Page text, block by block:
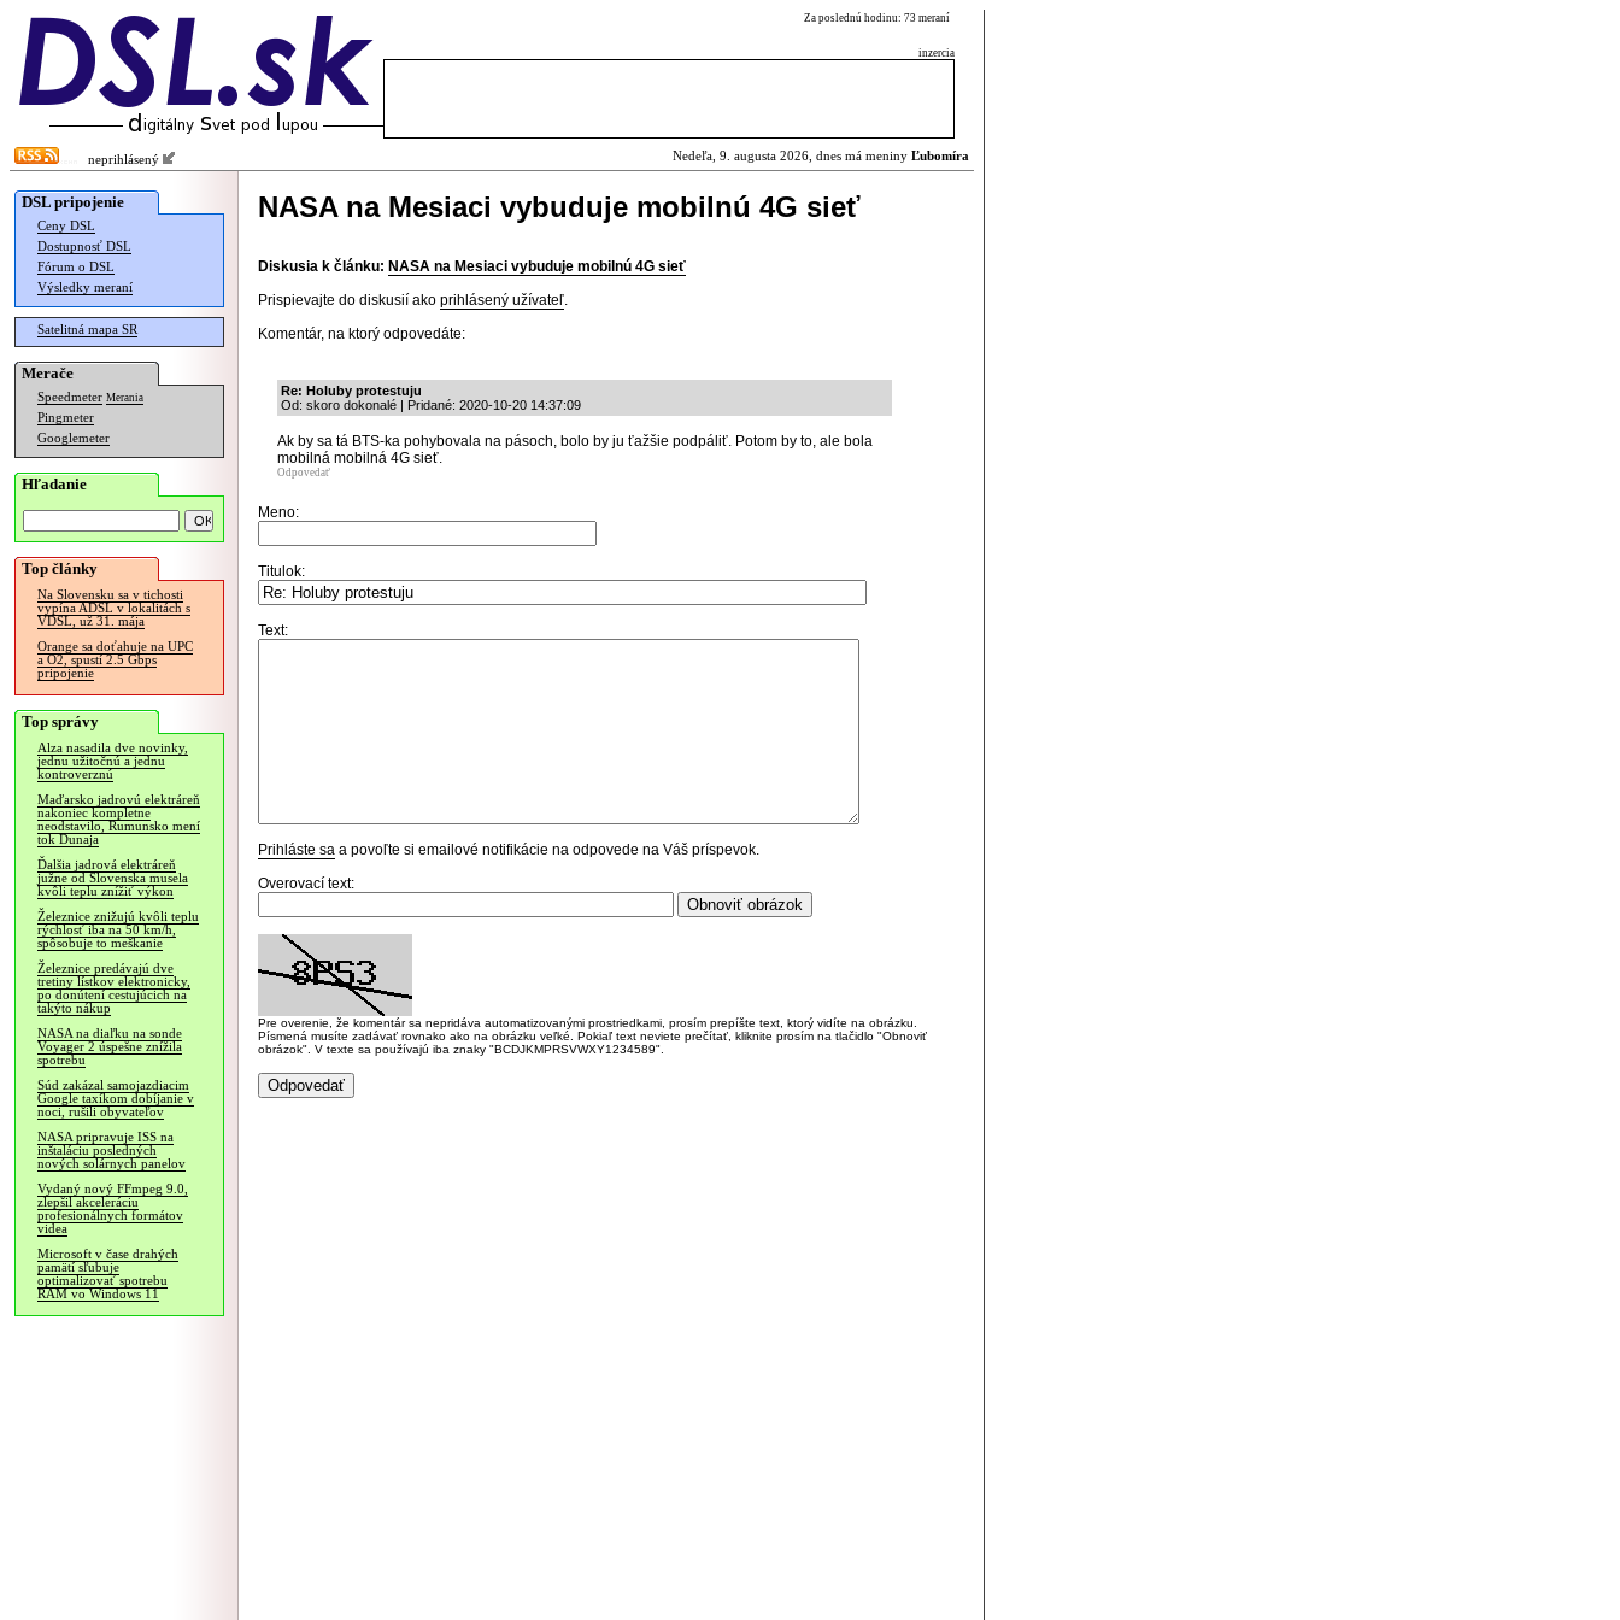
Za poslednú hodinu: 73 meraní
inzercia
neprihlásený Nedeľa, 9. augusta 2026, dnes má meniny Ľubomíra
DSL pripojenie
Ceny DSL
Dostupnosť DSL
Fórum o DSL
Výsledky meraní
Satelitná mapa SR
Merače
Speedmeter Merania
Pingmeter
Googlemeter
Hľadanie
Top články
Na Slovensku sa v tichosti
vypína ADSL v lokalitách s
VDSL, už 31. mája
Orange sa doťahuje na UPC
a O2, spustí 2.5 Gbps
pripojenie
Top správy
Alza nasadila dve novinky,
jednu užitočnú a jednu
kontroverznú
Maďarsko jadrovú elektráreň
nakoniec kompletne
neodstavilo, Rumunsko mení
tok Dunaja
Ďalšia jadrová elektráreň
južne od Slovenska musela
kvôli teplu znížiť výkon
Železnice znižujú kvôli teplu
rýchlosť iba na 50 km/h,
spôsobuje to meškanie
Železnice predávajú dve
tretiny lístkov elektronicky,
po donútení cestujúcich na
takýto nákup
NASA na diaľku na sonde
Voyager 2 úspešne znížila
spotrebu
Súd zakázal samojazdiacim
Google taxíkom dobíjanie v
noci, rušili obyvateľov
NASA pripravuje ISS na
inštaláciu posledných
nových solárnych panelov
Vydaný nový FFmpeg 9.0,
zlepšil akceleráciu
profesionálnych formátov
videa
Microsoft v čase drahých
pamätí sľubuje
optimalizovať spotrebu
RAM vo Windows 11
NASA na Mesiaci vybuduje mobilnú 4G sieť
Diskusia k článku: NASA na Mesiaci vybuduje mobilnú 4G sieť
Prispievajte do diskusií ako prihlásený užívateľ.
Komentár, na ktorý odpovedáte:
Re: Holuby protestuju
Od: skoro dokonalé | Pridané: 2020-10-20 14:37:09
Ak by sa tá BTS-ka pohybovala na pásoch, bolo by ju ťažšie podpáliť. Potom by to, ale bola
mobilná mobilná 4G sieť.
Odpovedať
Meno:
Titulok:
Text:
Prihláste sa a povoľte si emailové notifikácie na odpovede na Váš príspevok.
Overovací text:
Pre overenie, že komentár sa nepridáva automatizovanými prostriedkami, prosím prepíšte text, ktorý vidíte na obrázku.
Písmená musíte zadávať rovnako ako na obrázku veľké. Pokiaľ text neviete prečítať, kliknite prosím na tlačidlo "Obnoviť
obrázok". V texte sa používajú iba znaky "BCDJKMPRSVWXY1234589".